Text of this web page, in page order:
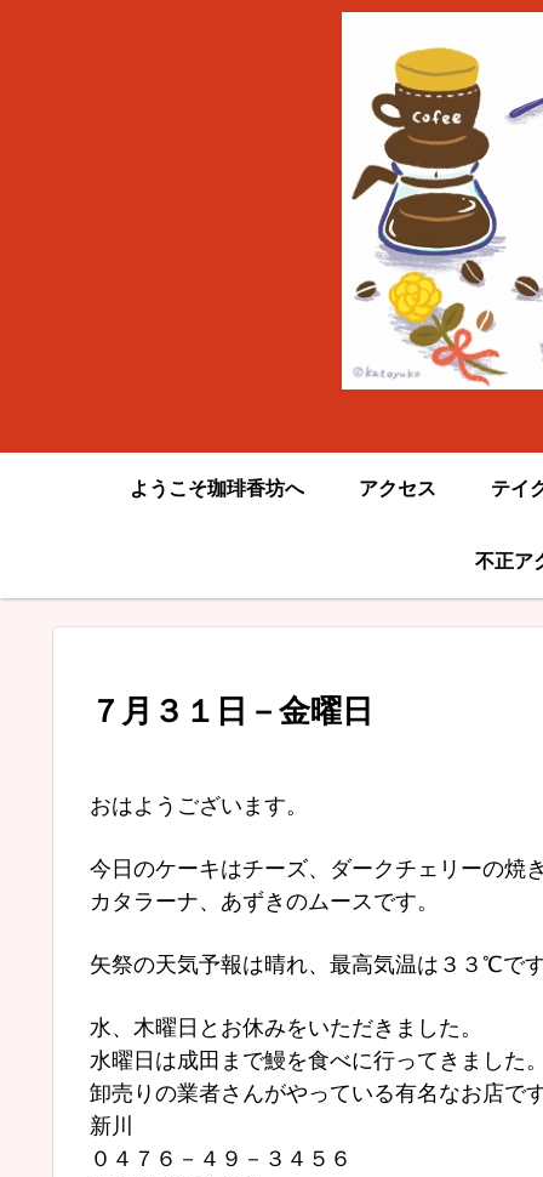
ようこそ珈琲香坊へ アクセス テイ
不正ア
７月３１日－金曜日
おはようございます。
今日のケーキはチーズ、ダークチェリーの焼
カタラーナ、あずきのムースです。
矢祭の天気予報は晴れ、最高気温は３３℃です
水、木曜日とお休みをいただきました。
水曜日は成田まで鰻を食べに行ってきました。
卸売りの業者さんがやっている有名なお店です
新川
０４７６－４９－３４５６